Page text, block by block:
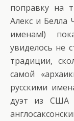
поправку на
Алекс и Белла
именам!)
увиделось не
традиции,
самой
русскими
дуэт из США